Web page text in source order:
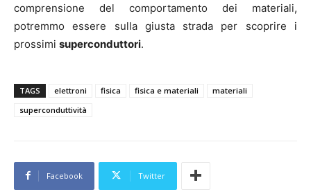
comprensione del comportamento dei materiali,
potremmo essere sulla giusta strada per scoprire i
prossimi superconduttori.
TAGS elettroni fisica fisica e materiali
materiali
superconduttività
Facebook Twitter